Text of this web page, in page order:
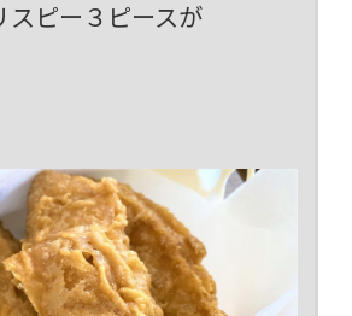
スピー３ピースが